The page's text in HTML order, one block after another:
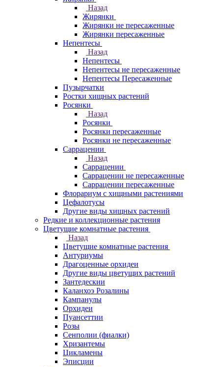
Назад
Жирянки
Жирянки не пересаженные
Жирянки пересаженные
Непентесы
Назад
Непентесы
Непентесы не пересаженные
Непентесы Пересаженные
Пузырчатки
Ростки хищных растений
Росянки
Назад
Росянки
Росянки пересаженные
Росянки не пересаженные
Саррацении
Назад
Саррацении
Саррацении не пересаженные
Саррацении пересаженные
Флорариум с хищными растениями
Цефалотусы
Другие виды хищных растений
Редкие и коллекционные растения
Цветущие комнатные растения
Назад
Цветущие комнатные растения
Антуриумы
Драгоценные орхидеи
Другие виды цветущих растений
Зантедескии
Каланхоэ Розалины
Кампанулы
Орхидеи
Пуансеттии
Розы
Сенполии (фиалки)
Хризантемы
Цикламены
Эписции